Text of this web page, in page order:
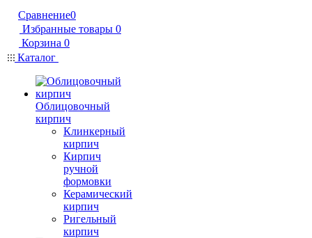
Сравнение0
Избранные товары 0
Корзина 0
Каталог
Облицовочный
кирпич
Клинкерный
кирпич
Кирпич
ручной
формовки
Керамический
кирпич
Ригельный
кирпич